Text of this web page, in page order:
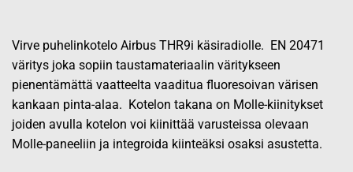
Virve puhelinkotelo Airbus THR9i käsiradiolle. EN 20471
väritys joka sopiin taustamateriaalin väritykseen
pienentämättä vaatteelta vaaditua fluoresoivan värisen
kankaan pinta-alaa. Kotelon takana on Molle-kiinitykset
joiden avulla kotelon voi kiinittää varusteissa olevaan
Molle-paneeliin ja integroida kiinteäksi osaksi asustetta.